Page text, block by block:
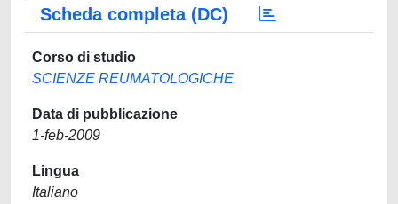
Scheda completa (DC)
Corso di studio
SCIENZE REUMATOLOGICHE
Data di pubblicazione
1-feb-2009
Lingua
Italiano